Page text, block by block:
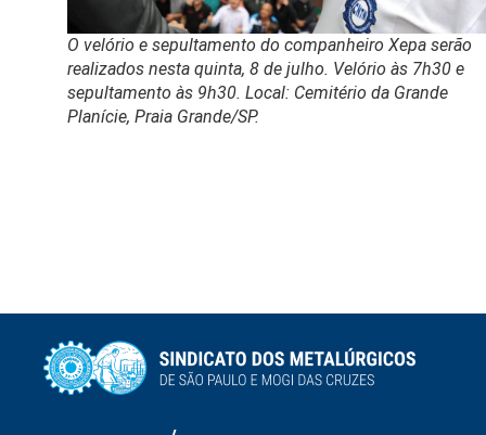
O velório e sepultamento do companheiro Xepa serão
realizados nesta quinta, 8 de julho. Velório às 7h30 e
sepultamento às 9h30. Local: Cemitério da Grande
Planície, Praia Grande/SP.